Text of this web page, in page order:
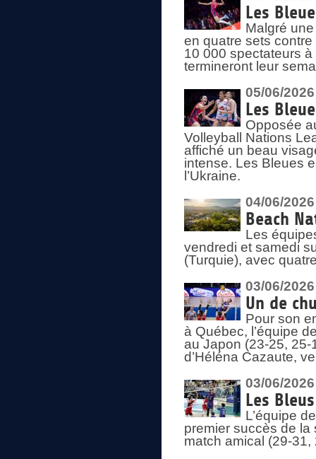
Les
Malgré
en quatre sets
10 000 spectateurs
termineront leur
05/06/2026
Les
Opposée
Volleyball Nations
affiché un beau
intense. Les Bleues
l’Ukraine.
04/06/2026
Beach
Les
vendredi et samedi
(Turquie), avec
03/06/2026
Un de
Pour son
à Québec, l’équipe
au Japon (23-25,
d’Héléna Cazaute,
03/06/2026
Les
L’équipe
premier succès de la
match amical (29-